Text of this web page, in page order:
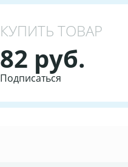
КУПИТЬ ТОВАР
82 руб.
Подписаться